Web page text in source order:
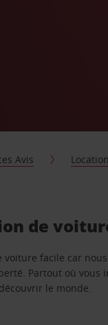
Avis
de
facile car
Partout où vous
le monde.